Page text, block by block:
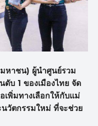
หาชน) ผู้นำศูนย์รวม
บ 1 ของเมืองไทย จัด
เพิ่มทางเลือกให้กับแม่
วัตกรรมใหม่ ที่จะช่วย